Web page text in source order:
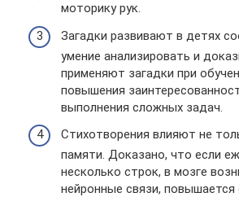
моторику рук.
Загадки развивают в детях
умение анализировать и
применяют загадки при
повышения
выполнения сложных задач.
Стихотворения влияют не
памяти. Доказано, что если
несколько строк, в мозге
нейронные связи,